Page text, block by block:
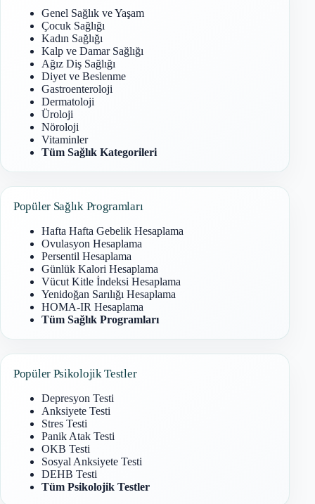
Genel Sağlık ve Yaşam
Çocuk Sağlığı
Kadın Sağlığı
Kalp ve Damar Sağlığı
Ağız Diş Sağlığı
Diyet ve Beslenme
Gastroenteroloji
Dermatoloji
Üroloji
Nöroloji
Vitaminler
Tüm Sağlık Kategorileri
Popüler Sağlık Programları
Hafta Hafta Gebelik Hesaplama
Ovulasyon Hesaplama
Persentil Hesaplama
Günlük Kalori Hesaplama
Vücut Kitle İndeksi Hesaplama
Yenidoğan Sarılığı Hesaplama
HOMA-IR Hesaplama
Tüm Sağlık Programları
Popüler Psikolojik Testler
Depresyon Testi
Anksiyete Testi
Stres Testi
Panik Atak Testi
OKB Testi
Sosyal Anksiyete Testi
DEHB Testi
Tüm Psikolojik Testler